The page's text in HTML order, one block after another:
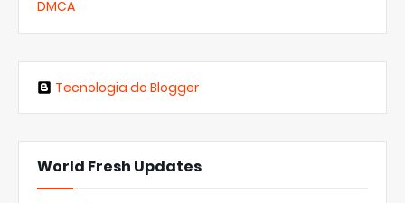
DMCA
Tecnologia do Blogger
World Fresh Updates